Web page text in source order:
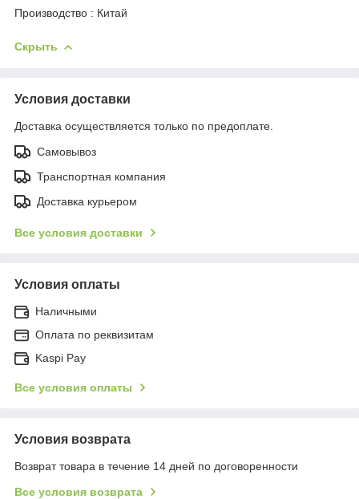
Производство : Китай
Скрыть
Условия доставки
Доставка осуществляется только по предоплате.
Самовывоз
Транспортная компания
Доставка курьером
Все условия доставки
Условия оплаты
Наличными
Оплата по реквизитам
Kaspi Pay
Все условия оплаты
Условия возврата
Возврат товара в течение 14 дней по договоренности
Все условия возврата